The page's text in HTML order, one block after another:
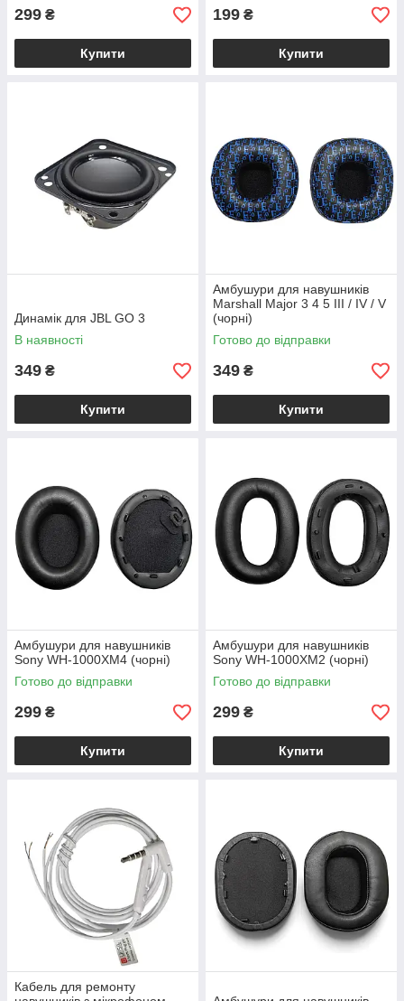
299 ₴
Купити
199 ₴
Купити
Динамік для JBL GO 3
В наявності
349 ₴
Купити
Амбушури для навушників
Marshall Major 3 4 5 III / IV / V
(чорні)
Готово до відправки
349 ₴
Купити
Амбушури для навушників
Sony WH-1000XM4 (чорні)
Готово до відправки
299 ₴
Купити
Амбушури для навушників
Sony WH-1000XM2 (чорні)
Готово до відправки
299 ₴
Купити
Кабель для ремонту